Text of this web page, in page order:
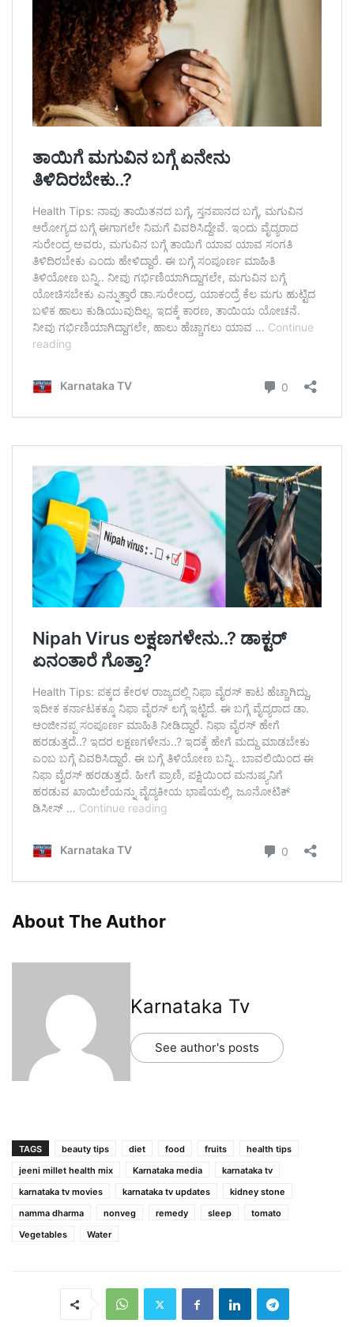
About The Author
Karnataka Tv
See author's posts
TAGS beauty tips diet food fruits
health tips
jeeni millet health mix
Karnataka media
karnataka tv
karnataka tv movies
karnataka tv updates
kidney stone
namma dharma
nonveg remedy sleep
tomato
Vegetables
Water